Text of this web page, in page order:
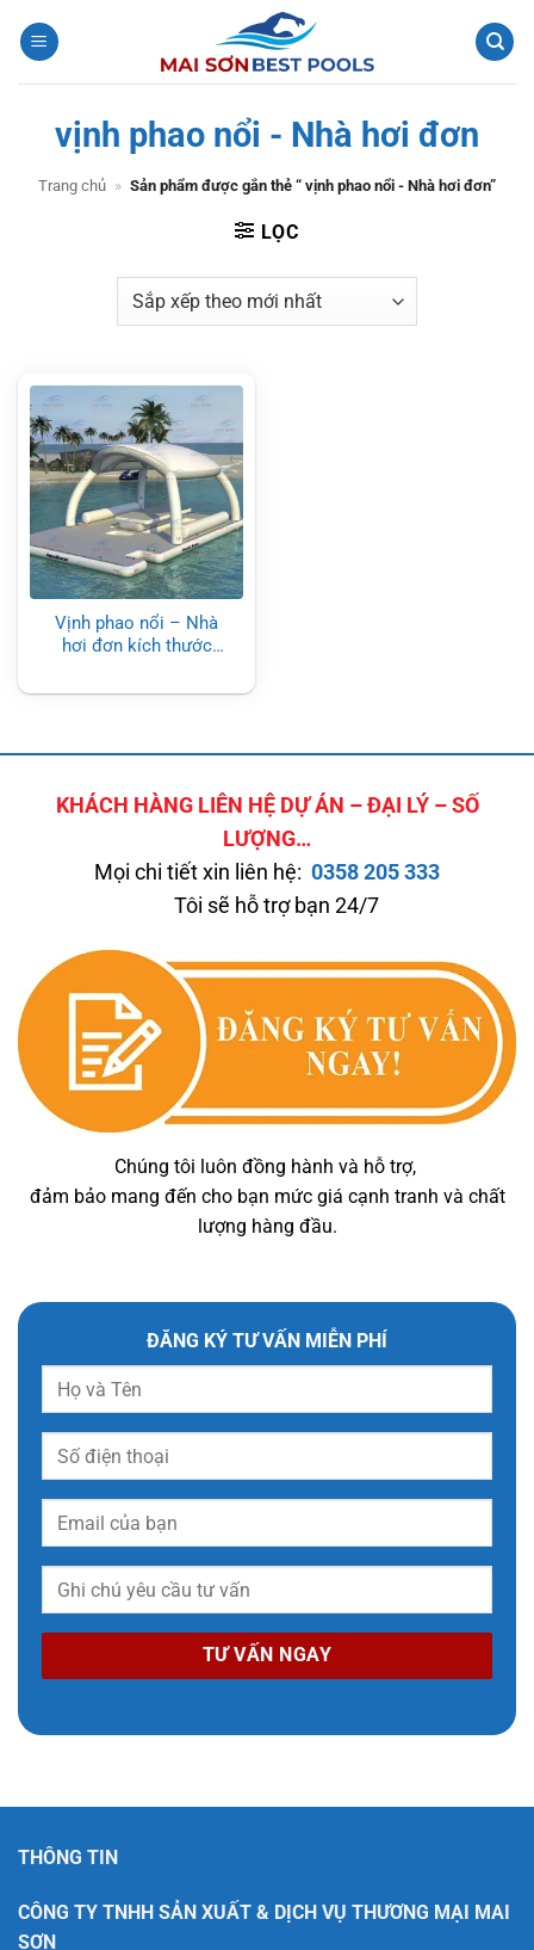
qua
vịnh phao nổi - Nhà hơi đơn
Trang chủ » Sản phẩm được gắn thẻ “ vịnh phao nổi - Nhà hơi đơn”
LỌC
Vịnh phao nổi – Nhà
hơi đơn kích thước
KHÁCH HÀNG LIÊN HỆ DỰ ÁN – ĐẠI LÝ – SỐ
LƯỢNG…
Mọi chi tiết xin liên hệ: 0358 205 333
Tôi sẽ hỗ trợ bạn 24/7
Chúng tôi luôn đồng hành và hỗ trợ,
đảm bảo mang đến cho bạn mức giá cạnh tranh và chất
lượng hàng đầu.
ĐĂNG KÝ TƯ VẤN MIỄN PHÍ
THÔNG TIN
CÔNG TY TNHH SẢN XUẤT & DỊCH VỤ THƯƠNG MẠI MAI
SƠN